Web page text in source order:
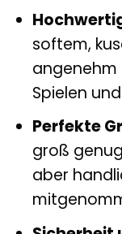
softem,
angenehm
Spielen
Perfekte
groß
aber